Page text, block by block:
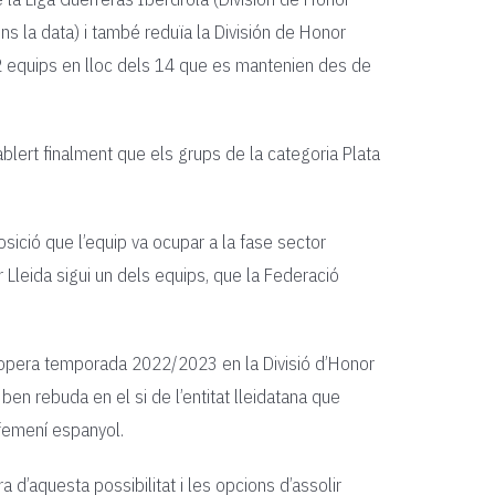
la data) i també reduïa la División de Honor
en lloc dels 14 que es mantenien des de
finalment que els grups de la categoria Plata
que l’equip va ocupar a la fase sector
Lleida sigui un dels equips, que la Federació
temporada 2022/2023 en la Divisió d’Honor
rebuda en el si de l’entitat lleidatana que
espanyol.
d’aquesta possibilitat i les opcions d’assolir